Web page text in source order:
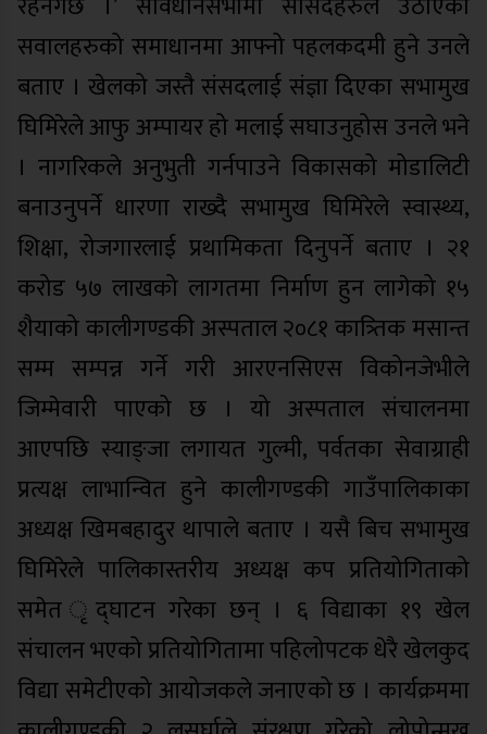
सवालहरुको समाधानमा आफ्नो पहलकदमी हुने उनले
बताए । खेलको जस्तै संसदलाई संज्ञा दिएका सभामुख
घिमिरेले आफु अम्पायर हो मलाई सघाउनुहोस उनले भने
। नागरिकले अनुभुती गर्नपाउने विकासको मोडालिटी
बनाउनुपर्ने धारणा राख्दै सभामुख घिमिरेले स्वास्थ्य,
शिक्षा, रोजगारलाई प्रथामिकता दिनुपर्ने बताए । २१
करोड ५७ लाखको लागतमा निर्माण हुन लागेको १५
शैयाको कालीगण्डकी अस्पताल २०८१ कात्र्तिक मसान्त
सम्म सम्पन्न गर्ने गरी आरएनसिएस विकोनजेभीले
जिम्मेवारी पाएको छ । यो अस्पताल संचालनमा
आएपछि स्याङ्जा लगायत गुल्मी, पर्वतका सेवाग्राही
प्रत्यक्ष लाभान्वित हुने कालीगण्डकी गाउँपालिकाका
अध्यक्ष खिमबहादुर थापाले बताए । यसै बिच सभामुख
घिमिरेले पालिकास्तरीय अध्यक्ष कप प्रतियोगिताको
समेत ृद्घाटन गरेका छन् । ६ विद्याका १९ खेल
संचालन भएको प्रतियोगितामा पहिलोपटक धेरै खेलकुद
विद्या समेटीएको आयोजकले जनाएको छ । कार्यक्रममा